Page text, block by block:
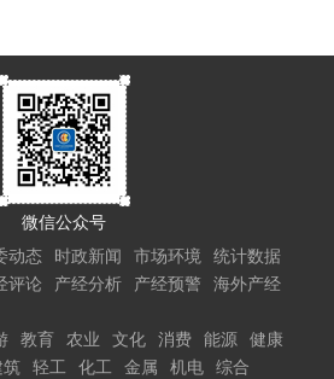
微信公众号
动态 时政新闻 市场环境
统计数据
评论 产经分析 产经预警
海外产经
教育 农业 文化 消费 能源
健康
筑 轻工 化工 金属 机电
综合